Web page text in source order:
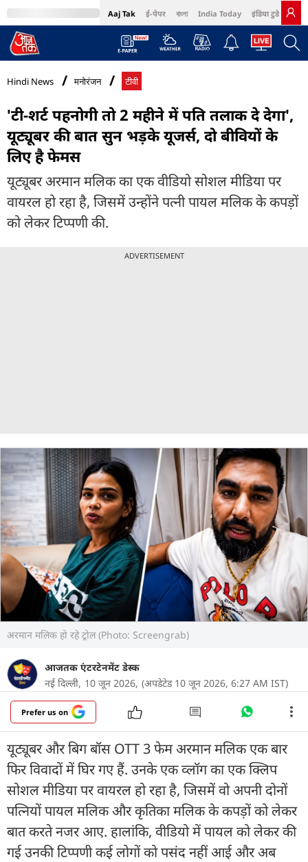
Aaj Tak ई-पेपर বাংলা India Today इंडिया टुडे हिंदी
MumbaiTak Cosmopolitan Harper's Bazaar Northeast
Hindi News मनोरंजन टीवी
'टी-शर्ट पहनोगी तो 2 महीने में पति तलाक दे देगा',
यूट्यूबर की बात सुन भड़के यूजर्स, दो बीवियों के
लिए है फेमस
यूट्यूबर अरमान मलिक का एक वीडियो सोशल मीडिया पर
वायरल हो रहा है, जिसमें उन्होंने पत्नी पायल मलिक के कपड़ों
को लेकर टिप्पणी की.
ADVERTISEMENT
अरमान मलिक हो रहे ट्रोल (Photo: Screengrab)
आजतक एंटरटेनमेंट डेस्क
नई दिल्ली, 10 जून 2026, (अपडेटेड 10 जून 2026, 6:27 AM IST)
Prefer us on
यूट्यूबर और बिग बॉस OTT 3 फेम अरमान मलिक एक बार
फिर विवादों में घिर गए हैं. उनके एक व्लॉग का एक क्लिप
सोशल मीडिया पर वायरल हो रहा है, जिसमें वो अपनी दोनों
पत्नियों पायल मलिक और कृतिका मलिक के कपड़ों को लेकर
बात करते नजर आए. हालांकि, वीडियो में पायल को लेकर की
गई उनकी टिप्पणी कई लोगों को पसंद नहीं आई और अब